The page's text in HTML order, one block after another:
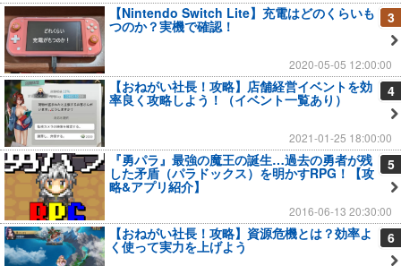
3
【Nintendo Switch Lite】充電はどのくらいも
つのか？実機で確認！
2020-05-05 12:00:00
4
【おねがい社長！攻略】店舗経営イベントを効
率良く攻略しよう！（イベント一覧あり）
2021-01-25 18:00:00
5
『勇パラ』最強の魔王の誕生…過去の勇者が残
した矛盾（パラドックス）を明かすRPG！【攻
略&アプリ紹介】
2016-06-13 20:30:00
6
【おねがい社長！攻略】資源危機とは？効率よ
く使って実力を上げよう